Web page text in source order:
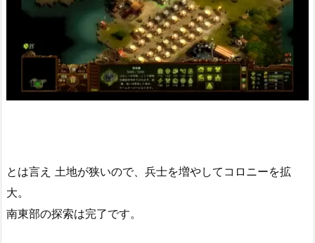
とは言え 土地が狭いので、兵士を増やしてコロニーを拡
大。
南東部の探索は完了です。